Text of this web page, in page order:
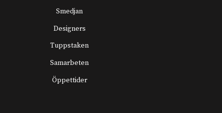
Smedjan
Designers
Tuppstaken
Samarbeten
Öppettider